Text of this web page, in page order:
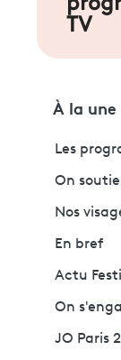
TV
À la une
Les
On
Nos
En bref
Actu
On
JO Paris